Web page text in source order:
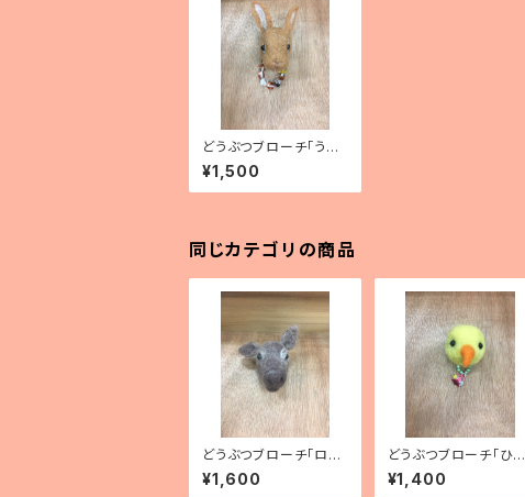
どうぶつブローチ「うさ
ぎ（茶）」
¥1,500
同じカテゴリの商品
どうぶつブローチ「ロ
バ」
¥1,600
どうぶつブローチ「ひよ
こ」
¥1,400